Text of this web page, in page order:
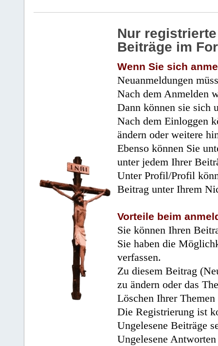
Nur
Beiträge im
Wenn Sie sich
Neuanmeldungen
Nach dem Anmelden
Dann können sie sich
Nach dem Einloggen
ändern oder weitere
Ebenso können Sie
unter jedem Ihrer
Unter Profil/Profil
Beitrag unter Ihrem
Vorteile beim
Sie können Ihren
Sie haben die
verfassen.
Zu diesem Beitrag
zu ändern oder das
Löschen Ihrer
Die Registrierung ist
Ungelesene Beiträge
Ungelesene